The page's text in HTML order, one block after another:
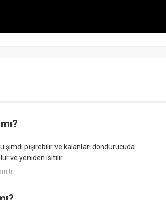
şimdi pişirebilir ve kalanları dondurucuda
yeniden ısıtılır.